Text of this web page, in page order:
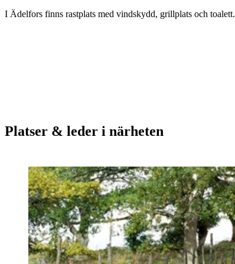
I Ädelfors finns rastplats med vindskydd, grillplats och toalett.
Platser & leder i närheten